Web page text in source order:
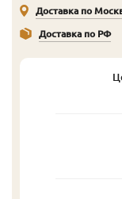
Доставка по
Доставка по РФ